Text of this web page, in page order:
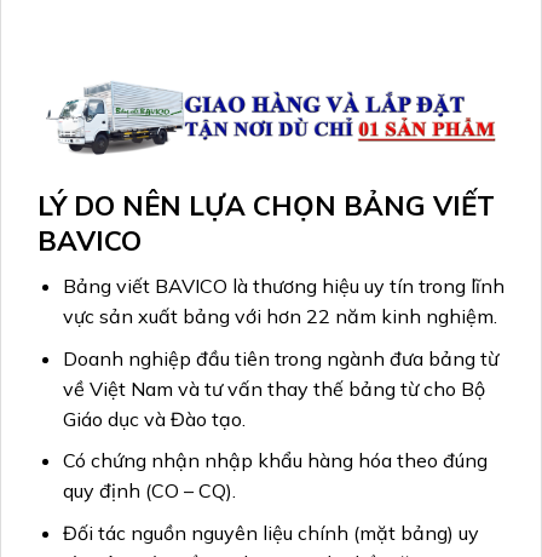
LÝ DO NÊN LỰA CHỌN BẢNG VIẾT
BAVICO
Bảng viết BAVICO là thương hiệu uy tín trong lĩnh
vực sản xuất bảng với hơn 22 năm kinh nghiệm.
Doanh nghiệp đầu tiên trong ngành đưa bảng từ
về Việt Nam và tư vấn thay thế bảng từ cho Bộ
Giáo dục và Đào tạo.
Có chứng nhận nhập khẩu hàng hóa theo đúng
quy định (CO – CQ).
Đối tác nguồn nguyên liệu chính (mặt bảng) uy